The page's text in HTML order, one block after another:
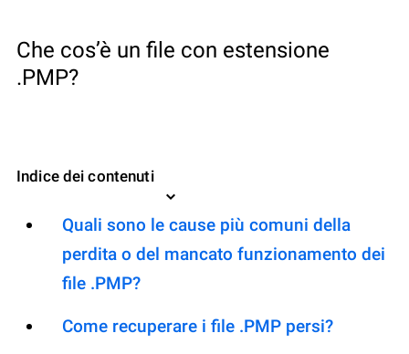
Che cos’è un file con estensione
.PMP?
Indice dei contenuti
Quali sono le cause più comuni della
perdita o del mancato funzionamento dei
file .PMP?
Come recuperare i file .PMP persi?